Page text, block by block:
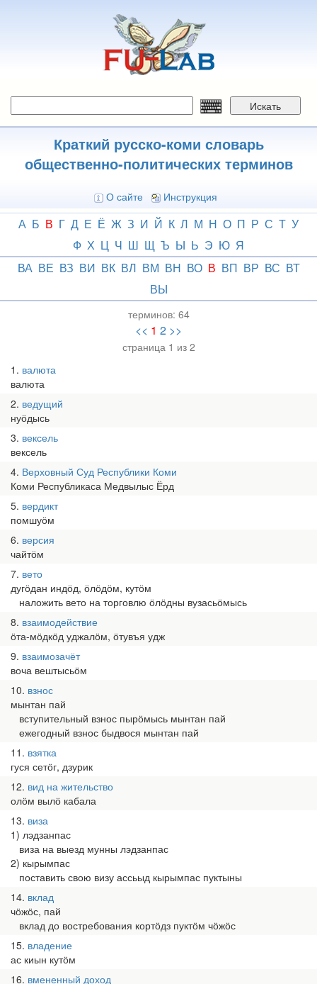
Искать
Краткий русско-коми словарь
общественно-политических терминов
О сайте Инструкция
А Б В Г Д Е Ё Ж З И Й К Л М Н О П Р С Т У
Ф Х Ц Ч Ш Щ Ъ Ы Ь Э Ю Я
ВА ВЕ ВЗ ВИ ВК ВЛ ВМ ВН ВО В ВП ВР ВС ВТ
ВЫ
терминов: 64
<< 1 2 >>
страница 1 из 2
1 валюта
валюта
2 ведущий
нуӧдысь
3 вексель
вексель
4 Верховный Суд Республики Коми
Коми Республикаса Медвылыс Ёрд
5 вердикт
помшуӧм
6 версия
чайтӧм
7 вето
дугӧдан индӧд, ӧлӧдӧм, кутӧм
наложить вето на торговлю ӧлӧдны вузасьӧмысь
8 взаимодействие
ӧта-мӧдкӧд уджалӧм, ӧтувъя удж
9 взаимозачёт
воча вештысьӧм
10 взнос
мынтан пай
вступительный взнос пырӧмысь мынтан пай
ежегодный взнос быдвося мынтан пай
11 взятка
гуся сетӧг, дзурик
12 вид на жительство
олӧм вылӧ кабала
13 виза
1) лэдзанпас
виза на выезд мунны лэдзанпас
2) кырымпас
поставить свою визу ассьыд кырымпас пуктыны
14 вклад
чӧжӧс, пай
вклад до востребования кортӧдз пуктӧм чӧжӧс
15 владение
ас киын кутӧм
16 вмененный доход